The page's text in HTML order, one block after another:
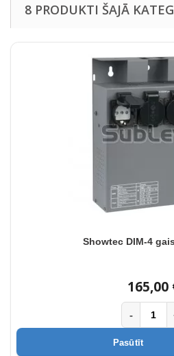
8 PRODUKTI ŠAJĀ
Showtec DIM-4
165,00
-
Pasūtīt